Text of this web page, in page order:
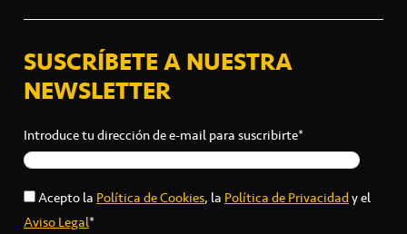
SUSCRÍBETE A NUESTRA
NEWSLETTER
Introduce tu dirección de e-mail para suscribirte*
Acepto laPolítica de Cookies, laPolítica de Privacidady el
Aviso Legal*